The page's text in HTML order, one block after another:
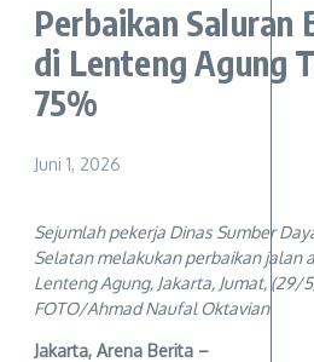
Perbaikan Saluran
di Lenteng Agung
75%
Juni 1, 2026
Sejumlah pekerja Dinas Sumber
Selatan melakukan perbaikan jalan
Lenteng Agung, Jakarta, Jumat, (29/
FOTO/Ahmad Naufal Oktavian
Jakarta, Arena Berita –